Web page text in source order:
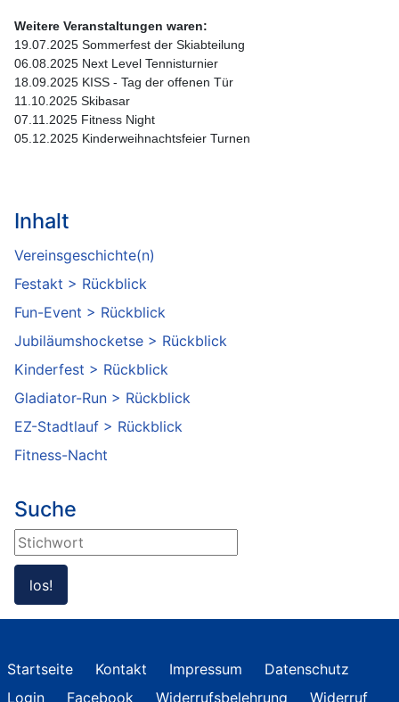
Weitere Veranstaltungen waren:
19.07.2025 Sommerfest der Skiabteilung
06.08.2025 Next Level Tennisturnier
18.09.2025 KISS - Tag der offenen Tür
11.10.2025 Skibasar
07.11.2025 Fitness Night
05.12.2025 Kinderweihnachtsfeier Turnen
Inhalt
Vereinsgeschichte(n)
Festakt > Rückblick
Fun-Event > Rückblick
Jubiläumshocketse > Rückblick
Kinderfest > Rückblick
Gladiator-Run > Rückblick
EZ-Stadtlauf > Rückblick
Fitness-Nacht
Suche
Suchen ...
los!
Startseite Kontakt Impressum
Datenschutz
Login
Facebook Widerrufsbelehrung Widerruf